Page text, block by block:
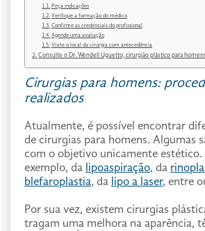
Peça indicações
Verifique a formação do médico
Confirme as credenciais do profissional
Agende uma avaliação
Visite o local da cirurgia com antecedência
Consulte o Dr. Wendell Uguetto, cirurgião plástico para
Cirurgias para homens:
realizados
Atualmente, é possível encontrar
de cirurgias para homens. Algumas
com o objetivo unicamente estético.
exemplo, da lipoaspiração, da
blefaroplastia, da lipo a laser, entre
Por sua vez, existem cirurgias
tragam uma melhora na aparência,